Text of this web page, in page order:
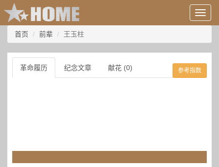
用
户
息/
登
录
等
首页 前辈 王玉柱
革命履历 纪念文章 献花 (0) 参考指数